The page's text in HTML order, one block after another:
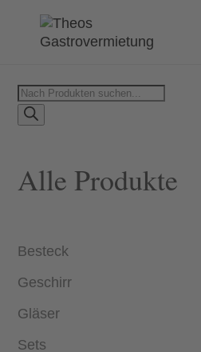
Products
search
Alle Produkte
Besteck
Geschirr
Gläser
Sets